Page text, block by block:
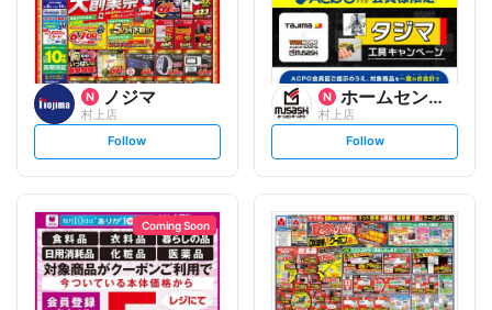
ノジマ
村上店
s
t
l
o
w
Follow
ホームセンタームサシ
村上店
s
t
l
o
w
Follow
Coming Soon